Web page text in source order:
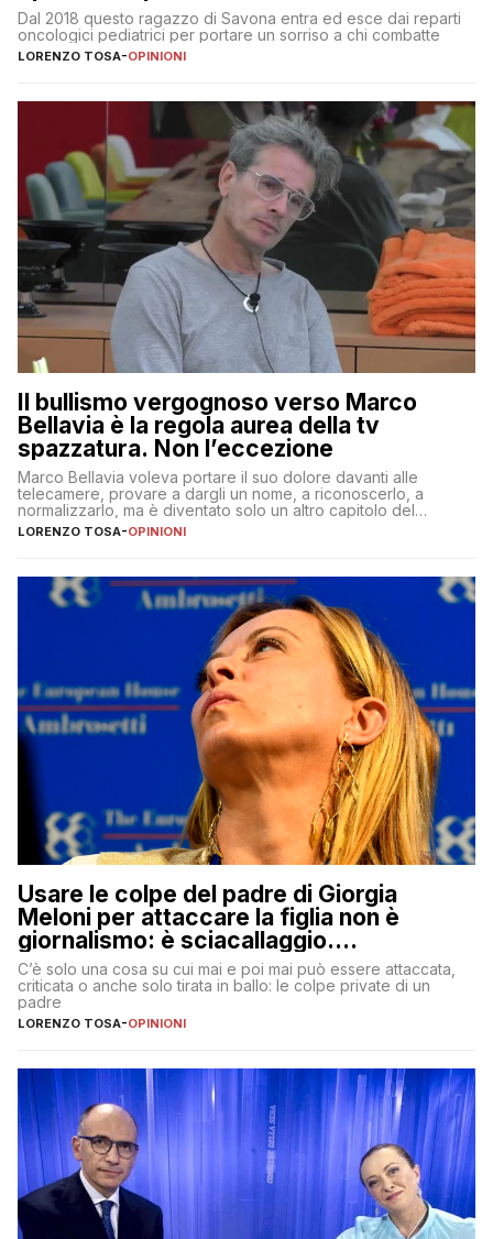
Dal 2018 questo ragazzo di Savona entra ed esce dai reparti
oncologici pediatrici per portare un sorriso a chi combatte
LORENZO TOSA-OPINIONI
Il bullismo vergognoso verso Marco
Bellavia è la regola aurea della tv
spazzatura. Non l’eccezione
Marco Bellavia voleva portare il suo dolore davanti alle
telecamere, provare a dargli un nome, a riconoscerlo, a
normalizzarlo, ma è diventato solo un altro capitolo del
copione
LORENZO TOSA-OPINIONI
Usare le colpe del padre di Giorgia
Meloni per attaccare la figlia non è
giornalismo: è sciacallaggio.
Dimostriamo di essere diversi
C’è solo una cosa su cui mai e poi mai può essere attaccata,
criticata o anche solo tirata in ballo: le colpe private di un
padre
LORENZO TOSA-OPINIONI